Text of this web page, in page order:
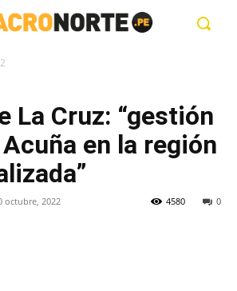
La Cruz: “gestión
en la región
octubre, 2022 0
4580